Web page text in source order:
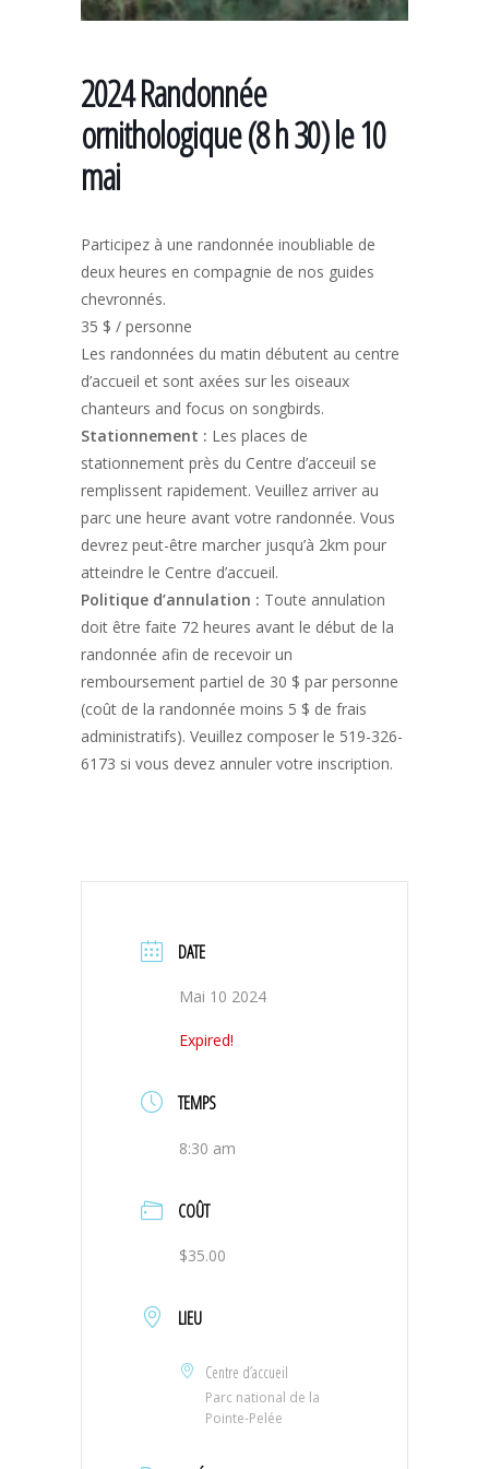
2024 Randonnée
ornithologique (8 h 30) le 10
mai
Participez à une randonnée inoubliable de
deux heures en compagnie de nos guides
chevronnés.
35 $ / personne
Les randonnées du matin débutent au centre
d’accueil et sont axées sur les oiseaux
chanteurs and focus on songbirds.
Stationnement : Les places de
stationnement près du Centre d’acceuil se
remplissent rapidement. Veuillez arriver au
parc une heure avant votre randonnée. Vous
devrez peut-être marcher jusqu’à 2km pour
atteindre le Centre d’accueil.
Politique d’annulation : Toute annulation
doit être faite 72 heures avant le début de la
randonnée afin de recevoir un
remboursement partiel de 30 $ par personne
(coût de la randonnée moins 5 $ de frais
administratifs). Veuillez composer le 519-326-
6173 si vous devez annuler votre inscription.
DATE
Mai 10 2024
Expired!
TEMPS
8:30 am
COÛT
$35.00
LIEU
Centre d’accueil
Parc national de la
Pointe-Pelée